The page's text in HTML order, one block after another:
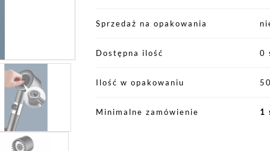
Sprzedaż na opakowania
Dostępna ilość 0
Ilość w opakowaniu 50
Minimalne zamówienie 1